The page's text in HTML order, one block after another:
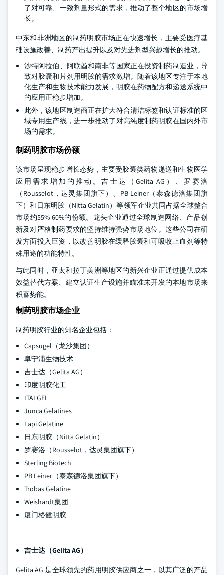
了对可靠、一致剂量形式的需求，推动了整个地区的市场增
长。
中东和非洲地区的制药明胶市场正在快速增长，主要受医疗基
础设施改善、制药产出提升以及对先进剂型兴趣增长的推动。
沙特阿拉伯、阿联酋和南非等国家正在投资制药制造业，导
致对胶囊和片剂用明胶的需求激增。随着该地区专注于本地
化生产和生物技术能力发展，明胶在药物配方和递送系统中
的应用正稳步增加。
此外，该地区制造商正在扩大符合清洁标签和认证标准的区
域专用生产线，进一步推动了对高纯度制药明胶在国内外市
场的需求。
制药明胶市场份额
该市场呈现稳步增长态势，主要受胶囊类药物递送和生物医学
应用需求增加的推动。吉士达（Gelita AG）、罗赛洛
（Rousselot，达灵集团旗下）、PB Leiner（泰森德洛集团旗
下）和日东明胶（Nitta Gelatin）等领军企业共同占据全球整合
市场约55%-60%的份额。龙头企业通过全球制造网络、产品创
新及对严格制药要求的坚持维持强势市场地位。这些公司在研
发方面投入巨资，以改善明胶在缓释胶囊和可吸收止血剂等特
殊用途的功能特性。
与此同时，亚太和拉丁美洲等地区的新兴企业正通过提供成本
效益替代方案、建立认证生产设施并瞄准未开发的本地市场来
积蓄势能。
制药明胶市场企业
制药明胶行业的知名企业包括：
Capsugel（龙沙集团）
阜宁浦生物技术
吉士达（Gelita AG）
印度明胶化工
ITALGEL
Junca Gelatines
Lapi Gelatine
日东明胶（Nitta Gelatin）
罗赛洛（Rousselot，达灵集团旗下）
Sterling Biotech
PB Leiner（泰森德洛集团旗下）
Trobas Gelatine
Weishardt集团
厦门格健明胶
吉士达（Gelita AG）
Gelita AG 是全球领先的药用明胶供应商之一，以其广泛的产品